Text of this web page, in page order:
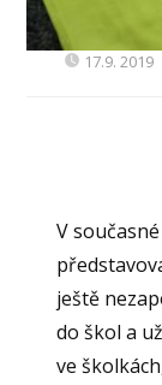
17.9. 2019
V
ještě
do škol a
ve